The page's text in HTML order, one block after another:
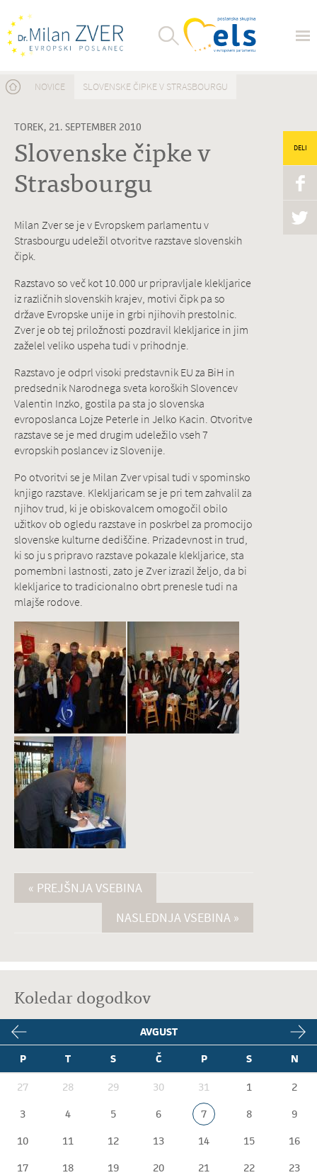
Nahajate se tukaj
NOVICE SLOVENSKE ČIPKE V STRASBOURGU
TOREK, 21. SEPTEMBER 2010
Slovenske čipke v
Strasbourgu
DELI
Milan Zver se je v Evropskem parlamentu v
Strasbourgu udeležil otvoritve razstave slovenskih
čipk.
Razstavo so več kot 10.000 ur pripravljale klekljarice
iz različnih slovenskih krajev, motivi čipk pa so
države Evropske unije in grbi njihovih prestolnic.
Zver je ob tej priložnosti pozdravil klekljarice in jim
zaželel veliko uspeha tudi v prihodnje.
Razstavo je odprl visoki predstavnik EU za BiH in
predsednik Narodnega sveta koroških Slovencev
Valentin Inzko, gostila pa sta jo slovenska
evroposlanca Lojze Peterle in Jelko Kacin. Otvoritve
razstave se je med drugim udeležilo vseh 7
evropskih poslancev iz Slovenije.
Po otvoritvi se je Milan Zver vpisal tudi v spominsko
knjigo razstave. Klekljaricam se je pri tem zahvalil za
njihov trud, ki je obiskovalcem omogočil obilo
užitkov ob ogledu razstave in poskrbel za promocijo
slovenske kulturne dediščine. Prizadevnost in trud,
ki so ju s pripravo razstave pokazale klekljarice, sta
pomembni lastnosti, zato je Zver izrazil željo, da bi
klekljarice to tradicionalno obrt prenesle tudi na
mlajše rodove.
« PREJŠNJA VSEBINA
NASLEDNJA VSEBINA »
Koledar dogodkov
AVGUST
P
T S Č P S N
27 28 29 30 31 1
2
3
4 5 6 7 8
9
10
11 12 13 14 15
16
17
18 19 20 21 22
23